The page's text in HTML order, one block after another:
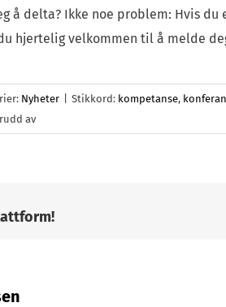
å delta? Ikke noe problem: Hvis
hjertelig velkommen til å melde
Nyheter Stikkord: kompetanse,
avfor
Høstkurs